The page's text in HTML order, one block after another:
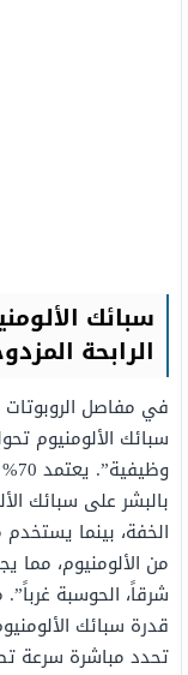
سبائك
الرابحة
في مفاصل الروبوتات
سبائك الألومنيوم
بالبشر على سبائك
من الألومنيوم، مما
شرقاً، الحوسبة
قدرة سبائك
تحدد مباشرة سرعة